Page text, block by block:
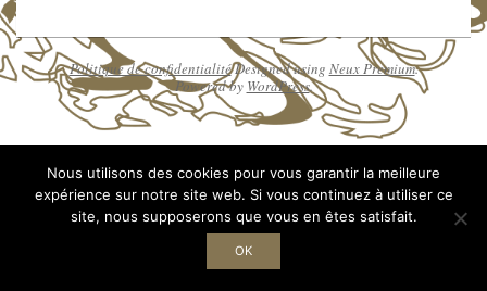
Politique de confidentialitéDesigned using Neux Premium.
Powered by WordPress.
Nous utilisons des cookies pour vous garantir la meilleure
expérience sur notre site web. Si vous continuez à utiliser ce
site, nous supposerons que vous en êtes satisfait.
OK